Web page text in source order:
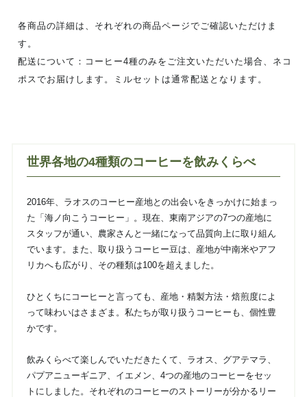
各商品の詳細は、それぞれの商品ページでご確認いただけま
す。
配送について：コーヒー4種のみをご注文いただいた場合、ネコ
ポスでお届けします。ミルセットは通常配送となります。
世界各地の4種類のコーヒーを飲みくらべ
2016年、ラオスのコーヒー産地との出会いをきっかけに始まっ
た「海ノ向こうコーヒー」。現在、東南アジアの7つの産地に
スタッフが通い、農家さんと一緒になって品質向上に取り組ん
でいます。また、取り扱うコーヒー豆は、産地が中南米やアフ
リカへも広がり、その種類は100を超えました。
ひとくちにコーヒーと言っても、産地・精製方法・焙煎度によ
って味わいはさまざま。私たちが取り扱うコーヒーも、個性豊
かです。
飲みくらべて楽しんでいただきたくて、ラオス、グアテマラ、
パプアニューギニア、イエメン、4つの産地のコーヒーをセッ
トにしました。それぞれのコーヒーのストーリーが分かるリー